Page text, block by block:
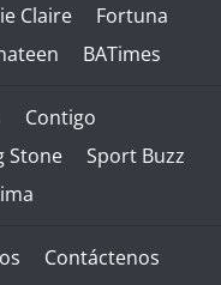
Claire
Fortuna
BATimes
Contigo
Stone
Sport Buzz
Contáctenos